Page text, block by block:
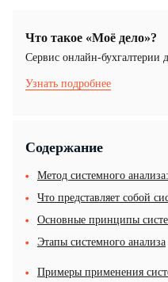
Что такое «Моё дело»?
Cервис онлайн-бухгалтерии
Узнать подробнее
Содержание
Метод системного
Что представляет собой
Основные принципы
Этапы системного анализа
Примеры применения